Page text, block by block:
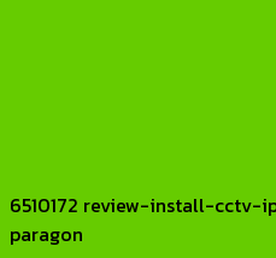
6510172 review-install-
paragon